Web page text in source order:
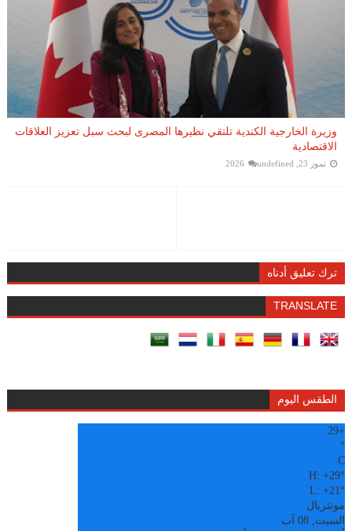
وزيرة الخارجية الكندية تلتقي نظيرها المصرى لبحث سبل تعزيز العلاقات
الاقتصادية
تموز 23, 2026 undefined
ترك تعليق أدناه
TRANSLATE
الطقس اليوم
+
29
°
C
H:+29°
L:+21°
مونتريال
السبت, 08 آب